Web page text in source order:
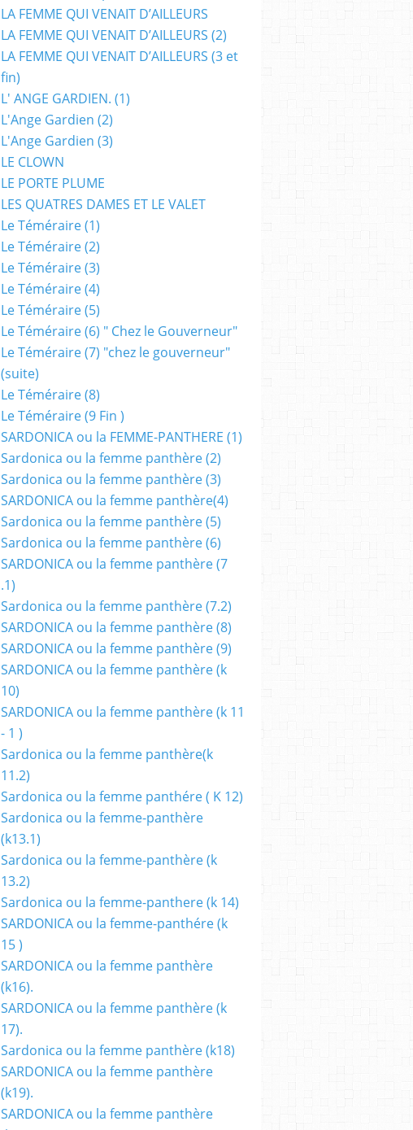
LA FEMME QUI VENAIT D’AILLEURS
LA FEMME QUI VENAIT D’AILLEURS (2)
LA FEMME QUI VENAIT D’AILLEURS (3 et
fin)
L' ANGE GARDIEN. (1)
L'Ange Gardien (2)
L'Ange Gardien (3)
LE CLOWN
LE PORTE PLUME
LES QUATRES DAMES ET LE VALET
Le Téméraire (1)
Le Téméraire (2)
Le Téméraire (3)
Le Téméraire (4)
Le Téméraire (5)
Le Téméraire (6) " Chez le Gouverneur"
Le Téméraire (7) "chez le gouverneur"
(suite)
Le Téméraire (8)
Le Téméraire (9 Fin )
SARDONICA ou la FEMME-PANTHERE (1)
Sardonica ou la femme panthère (2)
Sardonica ou la femme panthère (3)
SARDONICA ou la femme panthère(4)
Sardonica ou la femme panthère (5)
Sardonica ou la femme panthère (6)
SARDONICA ou la femme panthère (7
.1)
Sardonica ou la femme panthère (7.2)
SARDONICA ou la femme panthère (8)
SARDONICA ou la femme panthère (9)
SARDONICA ou la femme panthère (k
10)
SARDONICA ou la femme panthère (k 11
- 1 )
Sardonica ou la femme panthère(k
11.2)
Sardonica ou la femme panthére ( K 12)
Sardonica ou la femme-panthère
(k13.1)
Sardonica ou la femme-panthère (k
13.2)
Sardonica ou la femme-panthere (k 14)
SARDONICA ou la femme-panthére (k
15 )
SARDONICA ou la femme panthère
(k16).
SARDONICA ou la femme panthère (k
17).
Sardonica ou la femme panthère (k18)
SARDONICA ou la femme panthère
(k19).
SARDONICA ou la femme panthère